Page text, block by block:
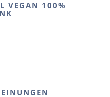
VEGAN 100%